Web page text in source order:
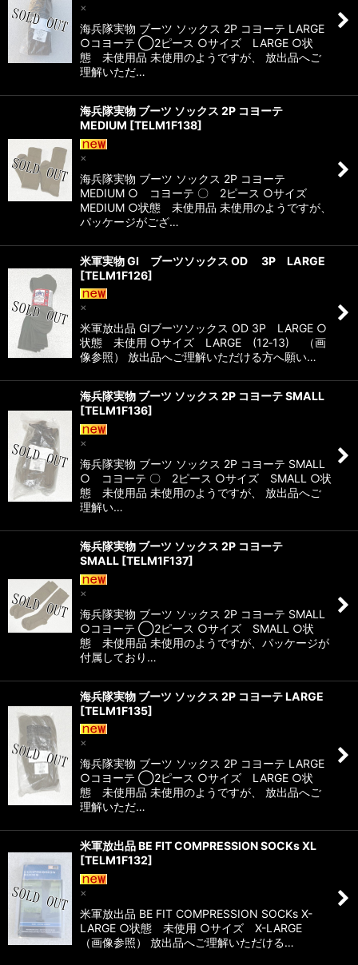
×
海兵隊実物 ブーツ ソックス 2P コヨーテ LARGE
○コヨーテ ◯2ピース ○サイズ LARGE ○状
態 未使用品 未使用のようですが、 放出品へご
理解いただ…
海兵隊実物 ブーツ ソックス 2P コヨーテ
MEDIUM [TELM1F138]
×
海兵隊実物 ブーツ ソックス 2P コヨーテ
MEDIUM ○ コヨーテ 〇 2ピース ○サイズ
MEDIUM ○状態 未使用品 未使用のようですが、
パッケージがござ…
米軍実物 GI ブーツソックス OD 3P LARGE
[TELM1F126]
×
米軍放出品 GIブーツソックス OD 3P LARGE ○
状態 未使用 ○サイズ LARGE (12‐13) （画
像参照） 放出品へご理解いただける方へ願い…
海兵隊実物 ブーツ ソックス 2P コヨーテ SMALL
[TELM1F136]
×
海兵隊実物 ブーツ ソックス 2P コヨーテ SMALL
○ コヨーテ 〇 2ピース ○サイズ SMALL ○状
態 未使用品 未使用のようですが、 放出品へご
理解い…
海兵隊実物 ブーツ ソックス 2P コヨーテ
SMALL [TELM1F137]
×
海兵隊実物 ブーツ ソックス 2P コヨーテ SMALL
○コヨーテ ◯2ピース ○サイズ SMALL ○状
態 未使用品 未使用のようですが、パッケージが
付属しており…
海兵隊実物 ブーツ ソックス 2P コヨーテ LARGE
[TELM1F135]
×
海兵隊実物 ブーツ ソックス 2P コヨーテ LARGE
○コヨーテ ◯2ピース ○サイズ LARGE ○状
態 未使用品 未使用のようですが、 放出品へご
理解いただ…
米軍放出品 BE FIT COMPRESSION SOCKs XL
[TELM1F132]
×
米軍放出品 BE FIT COMPRESSION SOCKs X-
LARGE ○状態 未使用 ○サイズ X-LARGE
（画像参照） 放出品へご理解いただける…